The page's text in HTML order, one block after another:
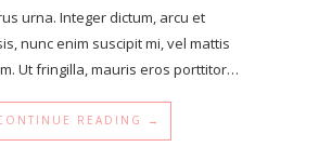
urna. Integer dictum, arcu et
nunc enim suscipit mi, vel mattis
Ut fringilla, mauris eros porttitor…
READING →